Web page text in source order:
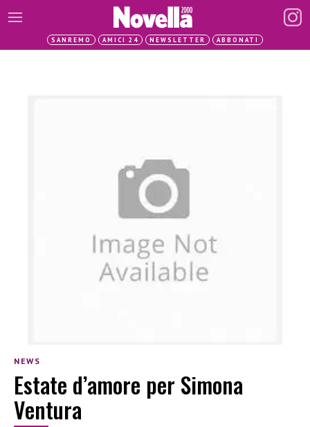
SANREMO AMICI 24 NEWSLETTER ABBONATI
NEWS
Estate d’amore per Simona
Ventura